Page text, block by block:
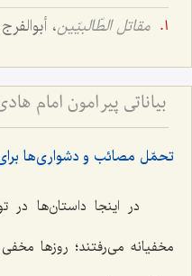
مقاتل الطّالبیّین، أبوالفرج
بیاناتی پیرامون امام
تحمّل مصائب و دشواری‌ها برای
در اینجا داستان‌ها
مخفیانه می‌رفتند؛ روزها